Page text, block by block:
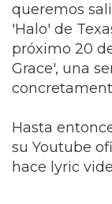
queremos
'Halo' de
próximo 20
Grace', una
Hasta
su Youtube
hace lyric